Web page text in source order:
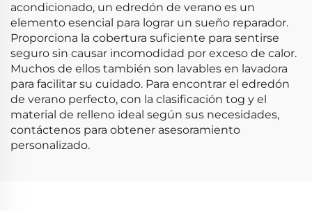
acondicionado, un edredón de verano es un
elemento esencial para lograr un sueño reparador.
Proporciona la cobertura suficiente para sentirse
seguro sin causar incomodidad por exceso de calor.
Muchos de ellos también son lavables en lavadora
para facilitar su cuidado. Para encontrar el edredón
de verano perfecto, con la clasificación tog y el
material de relleno ideal según sus necesidades,
contáctenos para obtener asesoramiento
personalizado.